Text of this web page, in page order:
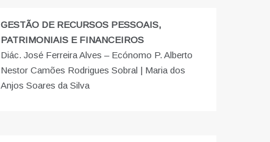
GESTÃO DE RECURSOS PESSOAIS,
PATRIMONIAIS E FINANCEIROS
Diác. José Ferreira Alves – Ecónomo P. Alberto
Nestor Camões Rodrigues Sobral | Maria dos
Anjos Soares da Silva